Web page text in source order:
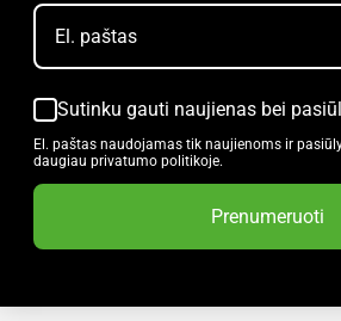
Sutinku gauti naujienas bei
El. paštas naudojamas tik naujienoms ir
daugiau privatumo politikoje.
Prenumeruoti